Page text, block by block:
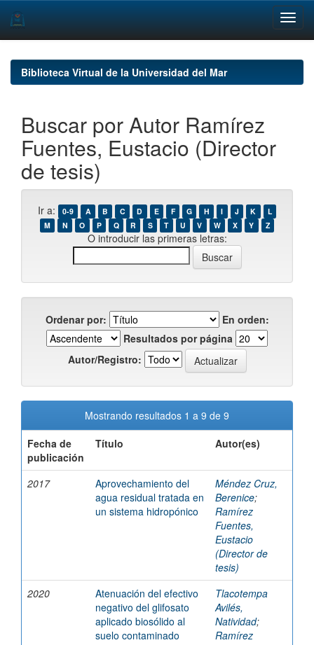
navigationBiblioteca Virtual de la Universidad del Mar
Buscar por Autor Ramírez
Fuentes, Eustacio (Director
de tesis)
Ir a: 0-9 A B C D E F G H I J K
L
M
N O P Q R S T U V W X Y Z
O introducir las primeras letras:
Ordenar por:
En orden:
Resultados por página
Autor/Registro:
Mostrando resultados 1 a 9 de 9
Fecha de
publicación
Título Autor(es)
2017
Aprovechamiento del
agua residual tratada en
un sistema hidropónico
Méndez Cruz,
Berenice;
Ramírez
Fuentes,
Eustacio
(Director de
tesis)
2020
Atenuación del efectivo
negativo del glifosato
aplicado biosólido al
suelo contaminado
Tlacotempa
Avilés,
Natividad;
Ramírez